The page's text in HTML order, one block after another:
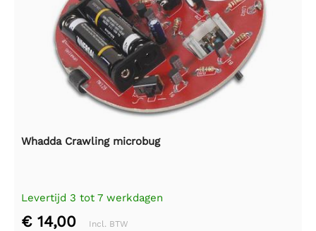
Whadda Crawling microbug
Levertijd 3 tot 7 werkdagen
€ 14,00 Incl. BTW